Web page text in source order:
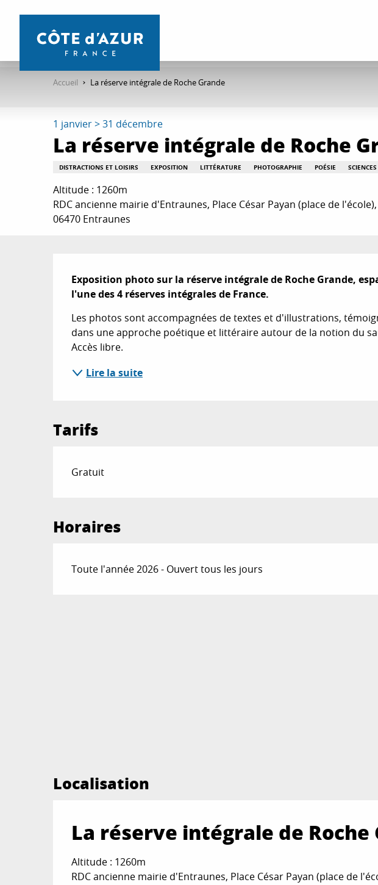
contenu
Accueil La réserve intégrale de Roche Grande
1 janvier > 31 décembre
La réserve intégrale de Roche
DISTRACTIONS ET LOISIRS EXPOSITION LITTÉRATURE PHOTOGRAPHIE POÉSIE SCIENCES
Altitude : 1260m
RDC ancienne mairie d'Entraunes, Place César Payan (place de l'école),
06470 Entraunes
Description
Exposition photo sur la réserve intégrale de Roche Grande,
l'une des 4 réserves intégrales de France.
Les photos sont accompagnées de textes et d'illustrations,
dans une approche poétique et littéraire autour de la notion du
Accès libre.
Lire la suite
Tarifs
Gratuit
Horaires
Toute l'année 2026 - Ouvert tous les jours
Localisation
La réserve intégrale de Roche
Altitude : 1260m
RDC ancienne mairie d'Entraunes, Place César Payan (place de